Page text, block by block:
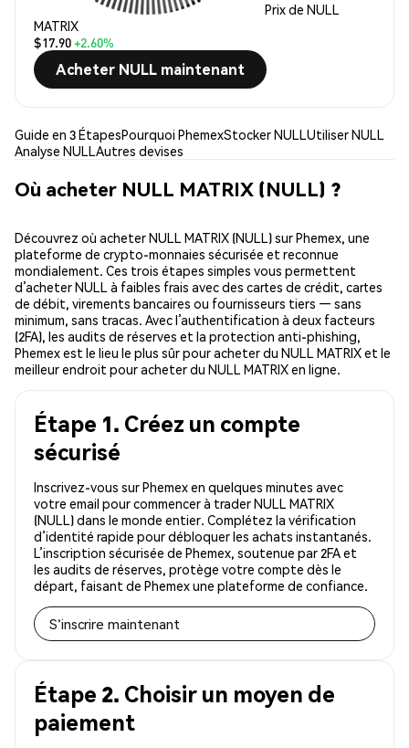
Prix de NULL
MATRIX
$17.90+2.60%
Acheter NULL maintenant
Guide en 3 ÉtapesPourquoi PhemexStocker NULLUtiliser NULL
Analyse NULLAutres devises
Où acheter NULL MATRIX (NULL) ?
Découvrez où acheter NULL MATRIX (NULL) sur Phemex, une
plateforme de crypto-monnaies sécurisée et reconnue
mondialement. Ces trois étapes simples vous permettent
d’acheter NULL à faibles frais avec des cartes de crédit, cartes
de débit, virements bancaires ou fournisseurs tiers — sans
minimum, sans tracas. Avec l’authentification à deux facteurs
(2FA), les audits de réserves et la protection anti-phishing,
Phemex est le lieu le plus sûr pour acheter du NULL MATRIX et le
meilleur endroit pour acheter du NULL MATRIX en ligne.
Étape 1. Créez un compte
sécurisé
Inscrivez-vous sur Phemex en quelques minutes avec
votre email pour commencer à trader NULL MATRIX
(NULL) dans le monde entier. Complétez la vérification
d’identité rapide pour débloquer les achats instantanés.
L’inscription sécurisée de Phemex, soutenue par 2FA et
les audits de réserves, protège votre compte dès le
départ, faisant de Phemex une plateforme de confiance.
S'inscrire maintenant
Étape 2. Choisir un moyen de
paiement